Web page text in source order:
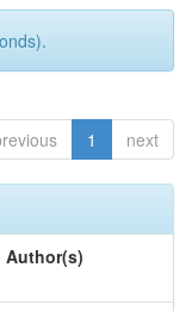
1 next
Author(s)